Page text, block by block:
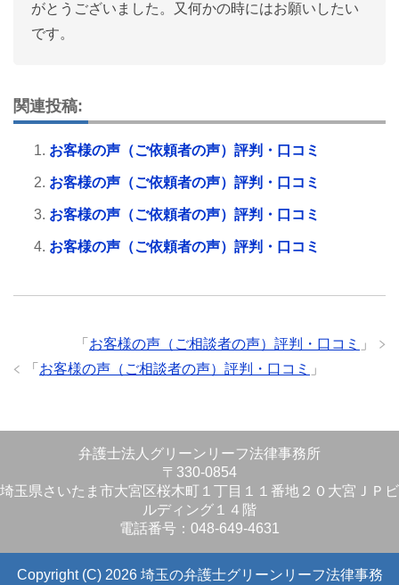
がとうございました。又何かの時にはお願いしたい
です。
関連投稿:
お客様の声（ご依頼者の声）評判・口コミ
お客様の声（ご依頼者の声）評判・口コミ
お客様の声（ご依頼者の声）評判・口コミ
お客様の声（ご依頼者の声）評判・口コミ
「 お客様の声（ご相談者の声）評判・口コミ
」
「 お客様の声（ご相談者の声）評判・口コミ 」
弁護士法人グリーンリーフ法律事務所
〒330-0854
埼玉県さいたま市大宮区桜木町１丁目１１番地２０大宮ＪＰビ
ルディング１４階
電話番号：048-649-4631
Copyright (C) 2026 埼玉の弁護士グリーンリーフ法律事務